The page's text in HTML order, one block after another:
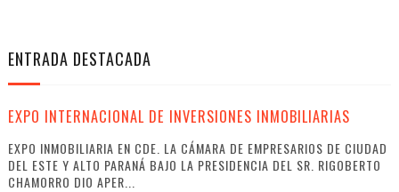
ENTRADA DESTACADA
EXPO INTERNACIONAL DE INVERSIONES INMOBILIARIAS
EXPO INMOBILIARIA EN CDE. LA CÁMARA DE EMPRESARIOS DE CIUDAD
DEL ESTE Y ALTO PARANÁ BAJO LA PRESIDENCIA DEL SR. RIGOBERTO
CHAMORRO DIO APER...